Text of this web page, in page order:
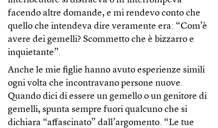
facendo altre domande, e mi rendevo conto che
quello che intendeva dire veramente era: “Com’è
avere dei gemelli? Scommetto che è bizzarro e
inquietante”.
Anche le mie figlie hanno avuto esperienze simili
ogni volta che incontravano persone nuove.
Quando dici di essere un gemello o un genitore di
gemelli, spunta sempre fuori qualcuno che si
dichiara “affascinato” dall’argomento. “Le tue